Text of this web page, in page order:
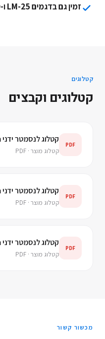
זמין גם בדגמים LM-25 ו-LM-25D
קטלוגים
קטלוגים וקבצים
PDF
קטלוג לנסמטר ידני LM 15 Rexxam
קטלוג מוצר · PDF
PDF
קטלוג לנסמטר ידני LM 25 Rexxam
קטלוג מוצר · PDF
PDF
קטלוג לנסמטר ידני LM 25D Rexxam
קטלוג מוצר · PDF
מכשור קשור